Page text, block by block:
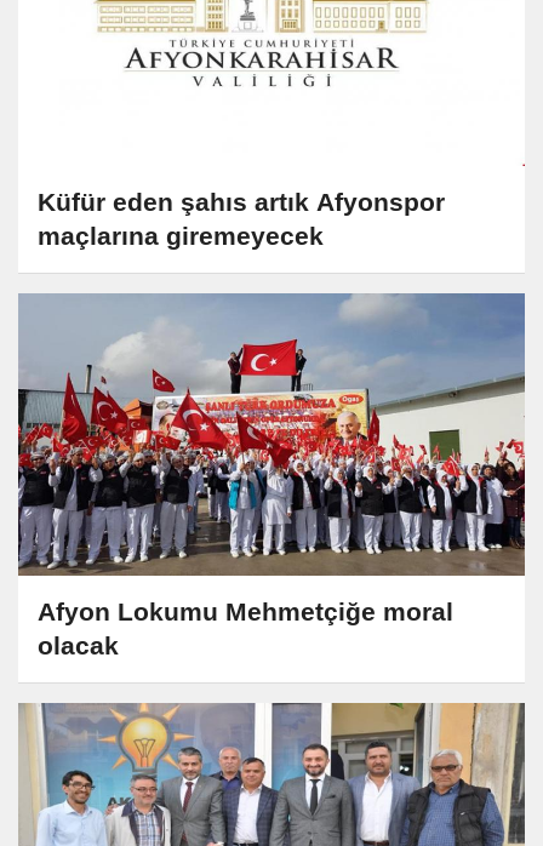
Küfür eden şahıs artık Afyonspor
maçlarına giremeyecek
Afyon Lokumu Mehmetçiğe moral
olacak